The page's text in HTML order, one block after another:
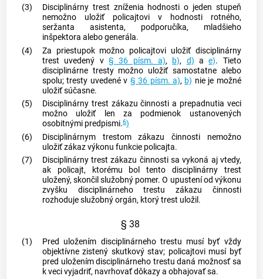
(3)
Disciplinárny trest zníženia hodnosti o jeden stupeň
nemožno uložiť policajtovi v hodnosti rotného,
seržanta asistenta, podporučíka, mladšieho
inšpektora alebo generála.
(4)
Za priestupok možno policajtovi uložiť disciplinárny
trest uvedený v § 36 písm. a), b), d) ae). Tieto
disciplinárne tresty možno uložiť samostatne alebo
spolu; tresty uvedené v § 36 písm. a), b) nie je možné
uložiť súčasne.
(5)
Disciplinárny trest zákazu činnosti a prepadnutia veci
možno uložiť len za podmienok ustanovených
osobitnými predpismi.6)
(6)
Disciplinárnym trestom zákazu činnosti nemožno
uložiť zákaz výkonu funkcie policajta.
(7)
Disciplinárny trest zákazu činnosti sa vykoná aj vtedy,
ak policajt, ktorému bol tento disciplinárny trest
uložený, skončil služobný pomer. O upustení od výkonu
zvyšku disciplinárneho trestu zákazu činnosti
rozhoduje služobný orgán, ktorý trest uložil.
§ 38
(1)
Pred uložením disciplinárneho trestu musí byť vždy
objektívne zistený skutkový stav; policajtovi musí byť
pred uložením disciplinárneho trestu daná možnosť sa
k veci vyjadriť, navrhovať dôkazy a obhajovať sa.